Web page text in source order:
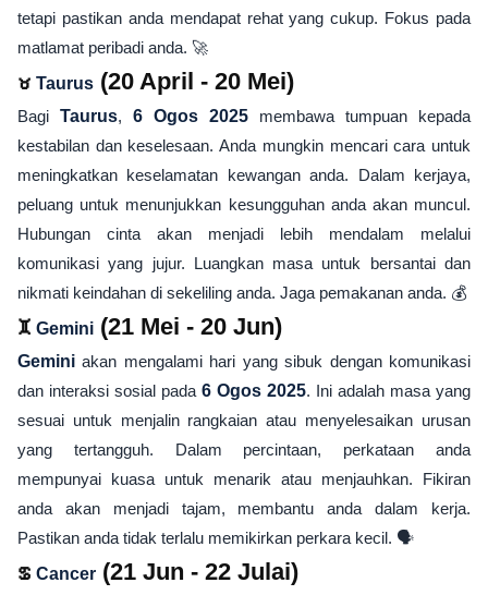
tetapi pastikan anda mendapat rehat yang cukup. Fokus pada
matlamat peribadi anda. 🚀
♉ Taurus (20 April - 20 Mei)
Bagi Taurus, 6 Ogos 2025 membawa tumpuan kepada
kestabilan dan keselesaan. Anda mungkin mencari cara untuk
meningkatkan keselamatan kewangan anda. Dalam kerjaya,
peluang untuk menunjukkan kesungguhan anda akan muncul.
Hubungan cinta akan menjadi lebih mendalam melalui
komunikasi yang jujur. Luangkan masa untuk bersantai dan
nikmati keindahan di sekeliling anda. Jaga pemakanan anda. 💰
♊ Gemini (21 Mei - 20 Jun)
Gemini akan mengalami hari yang sibuk dengan komunikasi
dan interaksi sosial pada 6 Ogos 2025. Ini adalah masa yang
sesuai untuk menjalin rangkaian atau menyelesaikan urusan
yang tertangguh. Dalam percintaan, perkataan anda
mempunyai kuasa untuk menarik atau menjauhkan. Fikiran
anda akan menjadi tajam, membantu anda dalam kerja.
Pastikan anda tidak terlalu memikirkan perkara kecil. 🗣️
♋ Cancer (21 Jun - 22 Julai)